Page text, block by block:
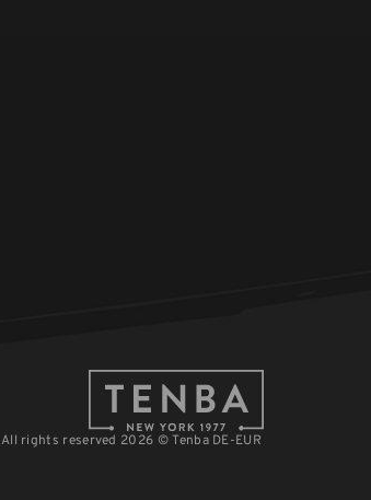
All rights reserved 2026 © Tenba DE-EUR